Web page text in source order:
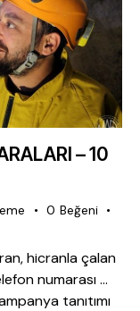
– 10
0 Beğeni
hicranla çalan
numarası ...
tanıtımı